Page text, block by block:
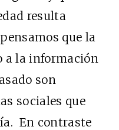
resulta
que la
a la información
son
sociales que
En contraste